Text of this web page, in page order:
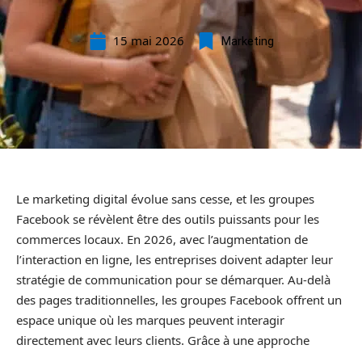
15 mai 2026 Marketing
Le marketing digital évolue sans cesse, et les groupes
Facebook se révèlent être des outils puissants pour les
commerces locaux. En 2026, avec l’augmentation de
l’interaction en ligne, les entreprises doivent adapter leur
stratégie de communication pour se démarquer. Au-delà
des pages traditionnelles, les groupes Facebook offrent un
espace unique où les marques peuvent interagir
directement avec leurs clients. Grâce à une approche